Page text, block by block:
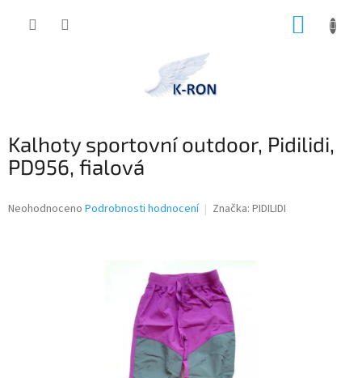
Kalhoty sportovní outdoor, Pidilidi,
PD956, fialová
Průměrné
Neohodnoceno Podrobnosti hodnocení Značka: PIDILIDI